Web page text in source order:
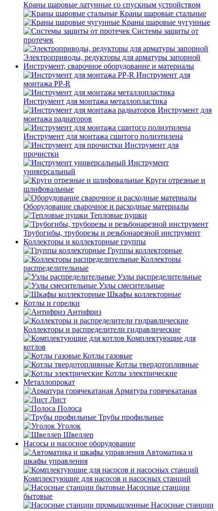
Краны шаровые латунные со спускным устройством
Краны шаровые стальные
Краны шаровые чугунные
Системы защиты от
протечек
Электроприводы, редукторы для арматуры запорной
Инструмент, сварочное оборудование и материалы
Инструмент для
монтажа PP-R
Инструмент для монтажа металлопластика
Инструмент для
монтажа радиаторов
Инструмент для монтажа сшитого полиэтилена
Инструмент для
прочистки
Инструмент
универсальный
Круги отрезные и
шлифовальные
Оборудование сварочное и расходные материалы
Тепловые пушки
Трубогибы, труборезы и резьбонарезной инструмент
Коллекторы и коллекторные группы
Группы коллекторные
Коллекторы
распределительные
Узлы распределительные
Узлы смесительные
Шкафы коллекторные
Котлы и горелки
Антифриз
Коллекторы и распределители гидравлические
Комплектующие для
котлов
Котлы газовые
Котлы твердотопливные
Котлы электрические
Металлопрокат
Арматура горячекатаная
Лист
Полоса
Трубы профильные
Уголок
Швеллер
Насосы и насосное оборудование
Автоматика и
шкафы управления
Комплектующие для насосов и насосных станций
Насосные станции
бытовые
Насосные станции